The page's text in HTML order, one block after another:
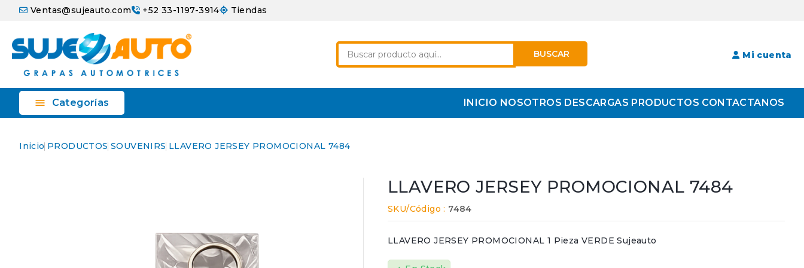
Ventas@sujeauto.com +52 33-1197-3914 Tiendas
BUSCAR Mi cuenta
 Categorías INICIO NOSOTROS DESCARGAS PRODUCTOS CONTACTANOS
Inicio PRODUCTOS SOUVENIRS LLAVERO JERSEY PROMOCIONAL 7484
LLAVERO JERSEY PROMOCIONAL 7484
SKU/Código : 7484
LLAVERO JERSEY PROMOCIONAL 1 Pieza VERDE Sujeauto